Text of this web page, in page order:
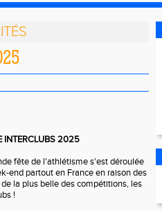
INTERCLUBS 2025
fête de l'athlétisme s'est déroulée
end partout en France en raison des
la plus belle des compétitions, les
!